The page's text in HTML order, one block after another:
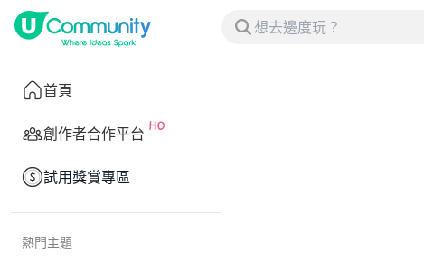
首頁
創作者合作平台
試用獎賞專區
熱門主題